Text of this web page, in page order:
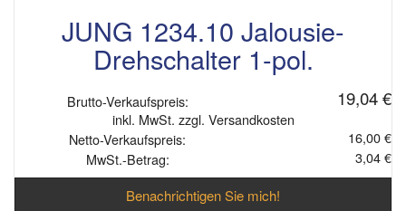
JUNG 1234.10 Jalousie-
Drehschalter 1-pol.
Brutto-Verkaufspreis: 19,04 €
inkl. MwSt. zzgl. Versandkosten
Netto-Verkaufspreis:
16,00 €
MwSt.-Betrag:
3,04 €
Benachrichtigen Sie mich!